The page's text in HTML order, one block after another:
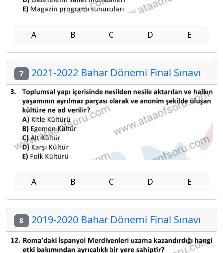
A B C D E
7 2021-2022 Bahar Dönemi Final Sınavı
A B C D E
8 2019-2020 Bahar Dönemi Final Sınavı